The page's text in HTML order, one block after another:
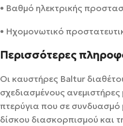
• Βαθμό ηλεκτρικής
• Ηχομονωτικό
Περισσότερες
Οι καυστήρες Baltur
σχεδιασμένους
πτερύγια που σε συνδυασμό
δίσκου διασκορπισμού και